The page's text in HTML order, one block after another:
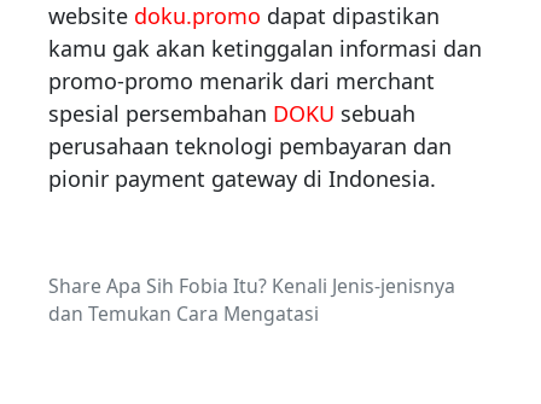
website doku.promo dapat dipastikan
kamu gak akan ketinggalan informasi dan
promo-promo menarik dari merchant
spesial persembahan DOKU sebuah
perusahaan teknologi pembayaran dan
pionir payment gateway di Indonesia.
Share Apa Sih Fobia Itu? Kenali Jenis-jenisnya
dan Temukan Cara Mengatasi